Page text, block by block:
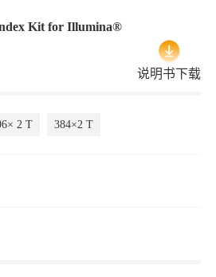
Kit for Illumina®
说明书下载
2 T 384×2 T